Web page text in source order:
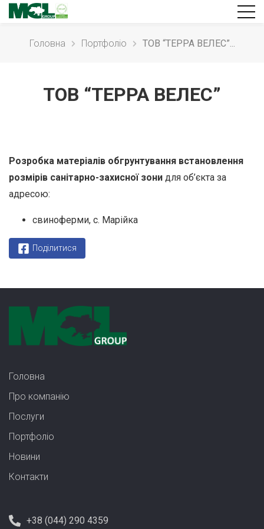
Головна Портфолiо ТОВ “ТЕРРА ВЕЛЕС”...
ТОВ “ТЕРРА ВЕЛЕС”
Розробка матеріалів обгрунтування встановлення
розмірів санітарно-захисної зони для об’єкта за
адресою:
свиноферми, с. Марійка
Поділитися
Головна
Про компанію
Послуги
Портфолiо
Новини
Контакти
+38 (044) 290 4359